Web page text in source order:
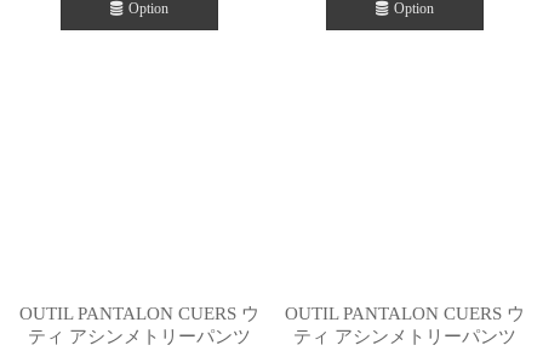
Option Option
OUTIL PANTALON CUERS ウ
ティ アシンメトリーパンツ
OUTIL PANTALON CUERS ウ
ティ アシンメトリーパンツ